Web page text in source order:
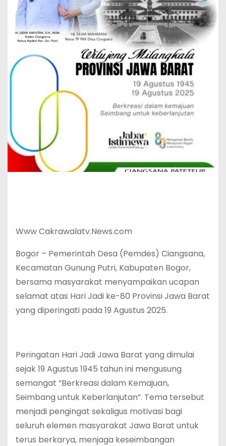
‎Www Cakrawalatv.News.com
‎Bogor – Pemerintah Desa (Pemdes) Ciangsana,
Kecamatan Gunung Putri, Kabupaten Bogor,
bersama masyarakat menyampaikan ucapan
selamat atas Hari Jadi ke-80 Provinsi Jawa Barat
yang diperingati pada 19 Agustus 2025.
‎Peringatan Hari Jadi Jawa Barat yang dimulai
sejak 19 Agustus 1945 tahun ini mengusung
semangat “Berkreasi dalam Kemajuan,
Seimbang untuk Keberlanjutan”. Tema tersebut
menjadi pengingat sekaligus motivasi bagi
seluruh elemen masyarakat Jawa Barat untuk
terus berkarya, menjaga keseimbangan